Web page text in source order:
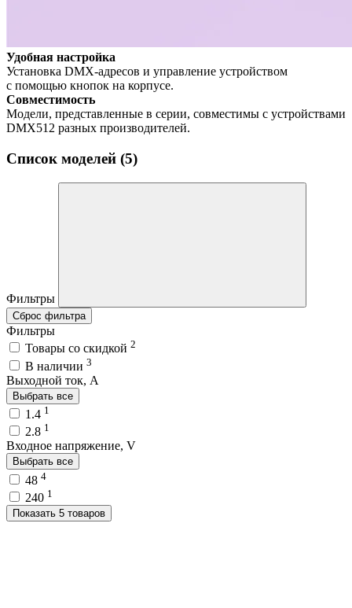
Удобная настройка
Установка DMX-адресов и управление устройством
с помощью кнопок на корпусе.
Совместимость
Модели, представленные в серии, совместимы с устройствами
DMX512 разных производителей.
Список моделей (5)
Фильтры
Сброс фильтра
Фильтры
Товары со скидкой 2
В наличии 3
Выходной ток, A
Выбрать все
1.4 1
2.8 1
Входное напряжение, V
Выбрать все
48 4
240 1
Показать 5 товаров